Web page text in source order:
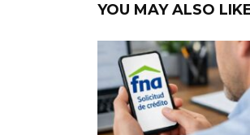
YOU MAY ALSO